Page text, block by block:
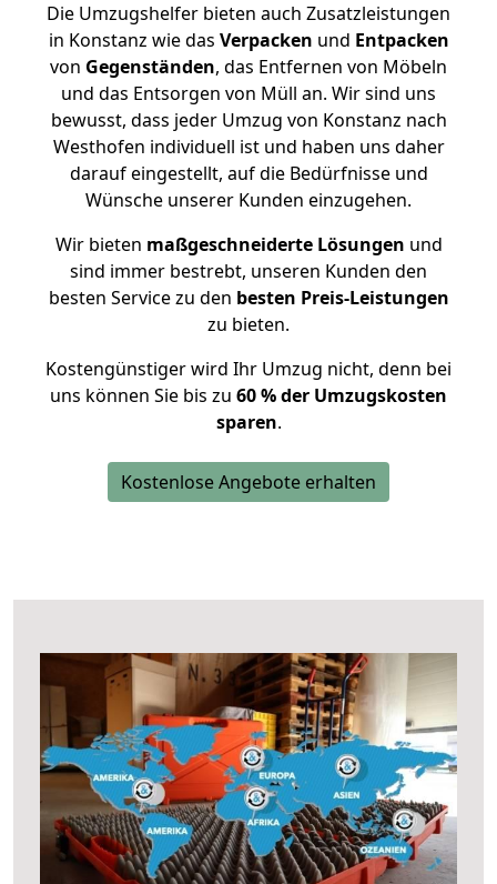
Die Umzugshelfer bieten auch Zusatzleistungen
in Konstanz wie das Verpacken und Entpacken
von Gegenständen, das Entfernen von Möbeln
und das Entsorgen von Müll an. Wir sind uns
bewusst, dass jeder Umzug von Konstanz nach
Westhofen individuell ist und haben uns daher
darauf eingestellt, auf die Bedürfnisse und
Wünsche unserer Kunden einzugehen.
Wir bieten maßgeschneiderte Lösungen und
sind immer bestrebt, unseren Kunden den
besten Service zu den besten Preis-Leistungen
zu bieten.
Kostengünstiger wird Ihr Umzug nicht, denn bei
uns können Sie bis zu 60 % der Umzugskosten
sparen.
Kostenlose Angebote erhalten